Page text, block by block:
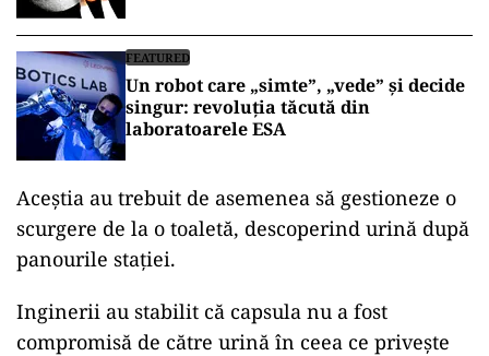
FEATURED
Un robot care „simte”, „vede” și decide
singur: revoluția tăcută din
laboratoarele ESA
Aceștia au trebuit de asemenea să gestioneze o
scurgere de la o toaletă, descoperind urină după
panourile stației.
Inginerii au stabilit că capsula nu a fost
compromisă de către urină în ceea ce privește